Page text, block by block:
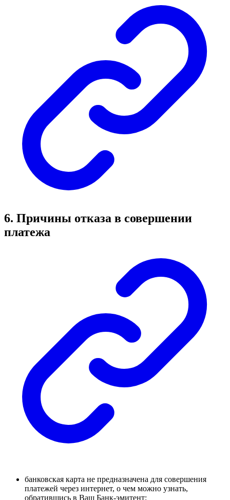
6. Причины отказа в совершении
платежа
банковская карта не предназначена для совершения
платежей через интернет, о чем можно узнать,
обратившись в Ваш Банк-эмитент;